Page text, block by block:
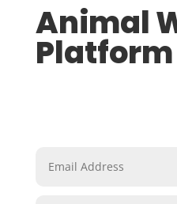
Animal
Platform